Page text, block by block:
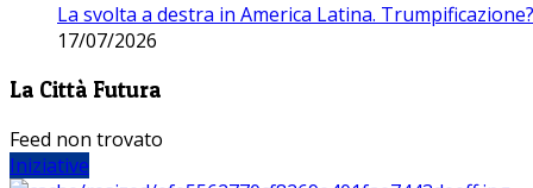
La svolta a destra in America Latina. Trumpificazione?
17/07/2026
La Città Futura
Feed non trovato
Iniziative